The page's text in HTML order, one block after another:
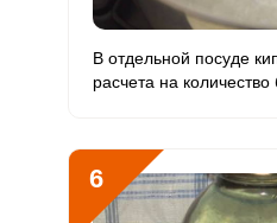
Молибден 31 мкг
В отдельной посуде
расчета на количество
6